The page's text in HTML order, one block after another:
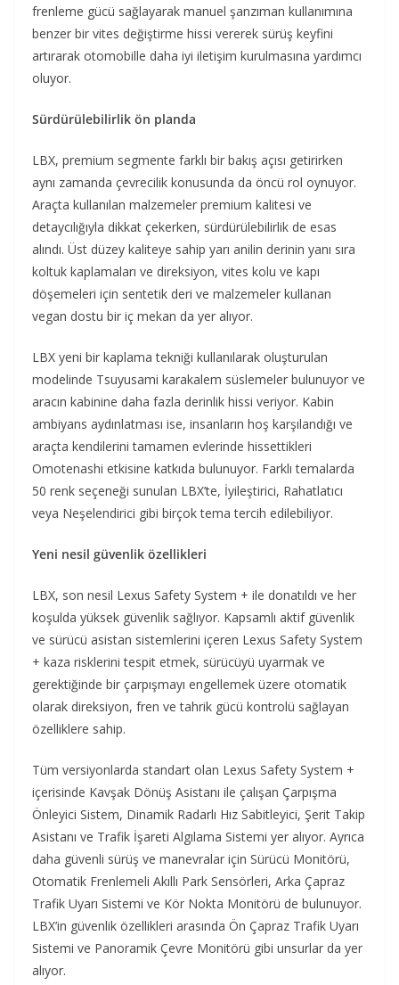
frenleme gücü sağlayarak manuel şanzıman kullanımına
benzer bir vites değiştirme hissi vererek sürüş keyfini
artırarak otomobille daha iyi iletişim kurulmasına yardımcı
oluyor.
Sürdürülebilirlik ön planda
LBX, premium segmente farklı bir bakış açısı getirirken
aynı zamanda çevrecilik konusunda da öncü rol oynuyor.
Araçta kullanılan malzemeler premium kalitesi ve
detaycılığıyla dikkat çekerken, sürdürülebilirlik de esas
alındı. Üst düzey kaliteye sahip yarı anilin derinin yanı sıra
koltuk kaplamaları ve direksiyon, vites kolu ve kapı
döşemeleri için sentetik deri ve malzemeler kullanan
vegan dostu bir iç mekan da yer alıyor.
LBX yeni bir kaplama tekniği kullanılarak oluşturulan
modelinde Tsuyusami karakalem süslemeler bulunuyor ve
aracın kabinine daha fazla derinlik hissi veriyor. Kabin
ambiyans aydınlatması ise, insanların hoş karşılandığı ve
araçta kendilerini tamamen evlerinde hissettikleri
Omotenashi etkisine katkıda bulunuyor. Farklı temalarda
50 renk seçeneği sunulan LBX’te, İyileştirici, Rahatlatıcı
veya Neşelendirici gibi birçok tema tercih edilebiliyor.
Yeni nesil güvenlik özellikleri
LBX, son nesil Lexus Safety System + ile donatıldı ve her
koşulda yüksek güvenlik sağlıyor. Kapsamlı aktif güvenlik
ve sürücü asistan sistemlerini içeren Lexus Safety System
+ kaza risklerini tespit etmek, sürücüyü uyarmak ve
gerektiğinde bir çarpışmayı engellemek üzere otomatik
olarak direksiyon, fren ve tahrik gücü kontrolü sağlayan
özelliklere sahip.
Tüm versiyonlarda standart olan Lexus Safety System +
içerisinde Kavşak Dönüş Asistanı ile çalışan Çarpışma
Önleyici Sistem, Dinamik Radarlı Hız Sabitleyici, Şerit Takip
Asistanı ve Trafik İşareti Algılama Sistemi yer alıyor. Ayrıca
daha güvenli sürüş ve manevralar için Sürücü Monitörü,
Otomatik Frenlemeli Akıllı Park Sensörleri, Arka Çapraz
Trafik Uyarı Sistemi ve Kör Nokta Monitörü de bulunuyor.
LBX’in güvenlik özellikleri arasında Ön Çapraz Trafik Uyarı
Sistemi ve Panoramik Çevre Monitörü gibi unsurlar da yer
alıyor.